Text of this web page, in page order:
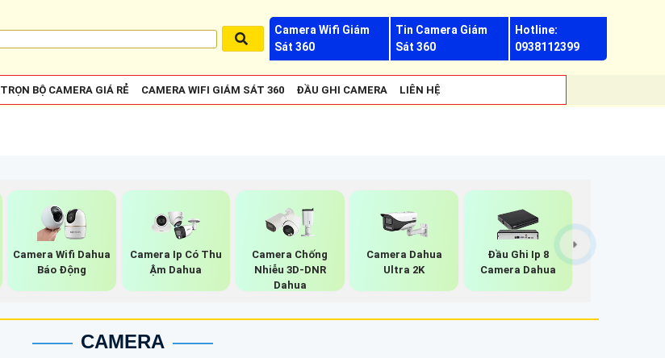
Camera Wifi Giám
Sát 360
Tin Camera Giám
Sát 360
Hotline:
0938112399
TRỌN BỘ CAMERA GIÁ RẺ CAMERA WIFI GIÁM SÁT 360 ĐẦU GHI CAMERA LIÊN HỆ
Camera Wifi Dahua
Báo Động
Camera Ip Có Thu
Ậm Dahua
Camera Chống
Nhiễu 3D-DNR
Dahua
Camera Dahua
Ultra 2K
Đầu Ghi Ip 8
Camera Dahua
CAMERA